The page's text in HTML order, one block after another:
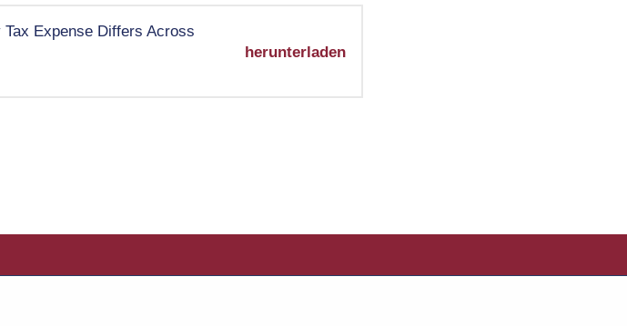
Expense Differs Across
herunterladen